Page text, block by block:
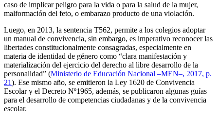
caso de implicar peligro para la vida o para la salud de la mujer,
malformación del feto, o embarazo producto de una violación.
Luego, en 2013, la sentencia T562, permite a los colegios adoptar
un manual de convivencia, sin embargo, es imperativo reconocer las
libertades constitucionalmente consagradas, especialmente en
materia de identidad de género como “clara manifestación y
materialización del ejercicio del derecho al libre desarrollo de la
personalidad” (Ministerio de Educación Nacional –MEN–, 2017, p.
21). Ese mismo año, se emitieron la Ley 1620 de Convivencia
Escolar y el Decreto Nº1965, además, se publicaron algunas guías
para el desarrollo de competencias ciudadanas y de la convivencia
escolar.